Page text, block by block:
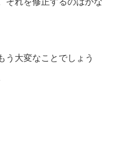
う大変なことでしょう